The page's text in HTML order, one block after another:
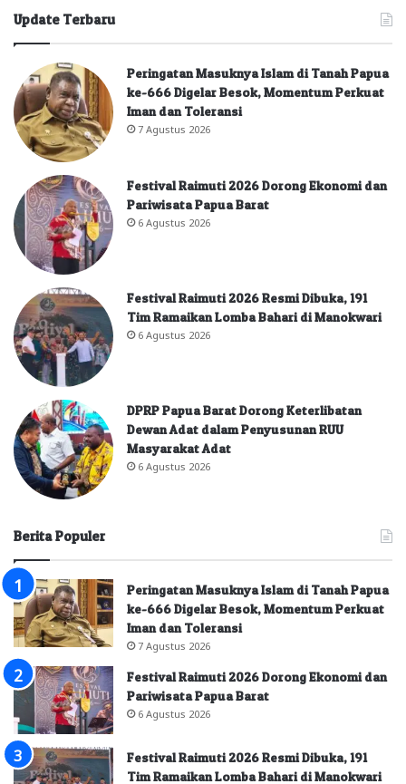
Update Terbaru
Peringatan Masuknya Islam di Tanah Papua
ke-666 Digelar Besok, Momentum Perkuat
Iman dan Toleransi
7 Agustus 2026
Festival Raimuti 2026 Dorong Ekonomi dan
Pariwisata Papua Barat
6 Agustus 2026
Festival Raimuti 2026 Resmi Dibuka, 191
Tim Ramaikan Lomba Bahari di Manokwari
6 Agustus 2026
DPRP Papua Barat Dorong Keterlibatan
Dewan Adat dalam Penyusunan RUU
Masyarakat Adat
6 Agustus 2026
Berita Populer
Peringatan Masuknya Islam di Tanah Papua
ke-666 Digelar Besok, Momentum Perkuat
Iman dan Toleransi
7 Agustus 2026
Festival Raimuti 2026 Dorong Ekonomi dan
Pariwisata Papua Barat
6 Agustus 2026
Festival Raimuti 2026 Resmi Dibuka, 191
Tim Ramaikan Lomba Bahari di Manokwari